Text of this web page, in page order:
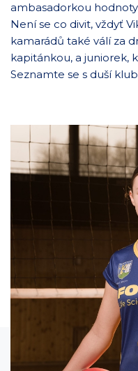
ambasadorkou hodnoty
Není se co divit, vždyť
kamarádů také válí za
kapitánkou, a juniorek,
Seznamte se s duší